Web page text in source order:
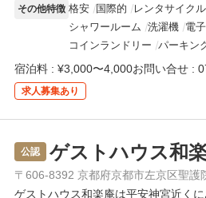
その他特徴 格安 国際的 レンタサイクル
シャワールーム 洗濯機 電
コインランドリー パーキン
宿泊料 : ¥3,000〜4,000お問い合せ :
求人募集あり
公認 ゲストハウス和
〒606-8392 京都府京都市左京区聖護
ゲストハウス和楽庵は平安神宮近く